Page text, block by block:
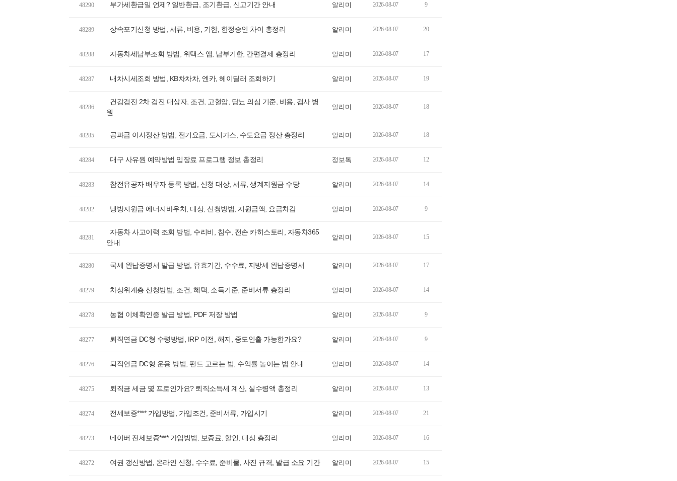
48290 부가세환급일 언제? 일반환급, 조기환급, 신고기간 안내 알리미 2026-08-07 9
48289 상속포기신청 방법, 서류, 비용, 기한, 한정승인 차이 총정리 알리미 2026-08-07 20
48288 자동차세납부조회 방법, 위택스 앱, 납부기한, 간편결제 총정리 알리미 2026-08-07 17
48287 내차시세조회 방법, KB차차차, 엔카, 헤이딜러 조회하기 알리미 2026-08-07 19
48286
건강검진 2차 검진 대상자, 조건, 고혈압, 당뇨 의심 기준, 비용, 검사 병
원
알리미 2026-08-07 18
48285 공과금 이사정산 방법, 전기요금, 도시가스, 수도요금 정산 총정리 알리미 2026-08-07 18
48284 대구 사유원 예약방법 입장료 프로그램 정보 총정리 정보톡 2026-08-07 12
48283 참전유공자 배우자 등록 방법, 신청 대상, 서류, 생계지원금 수당 알리미 2026-08-07 14
48282 냉방지원금 에너지바우처, 대상, 신청방법, 지원금액, 요금차감 알리미 2026-08-07 9
48281
자동차 사고이력 조회 방법, 수리비, 침수, 전손 카히스토리, 자동차365
안내
알리미 2026-08-07 15
48280 국세 완납증명서 발급 방법, 유효기간, 수수료, 지방세 완납증명서 알리미 2026-08-07 17
48279 차상위계층 신청방법, 조건, 혜택, 소득기준, 준비서류 총정리 알리미 2026-08-07 14
48278 농협 이체확인증 발급 방법, PDF 저장 방법 알리미 2026-08-07 9
48277 퇴직연금 DC형 수령방법, IRP 이전, 해지, 중도인출 가능한가요? 알리미 2026-08-07 9
48276 퇴직연금 DC형 운용 방법, 펀드 고르는 법, 수익률 높이는 법 안내 알리미 2026-08-07 14
48275 퇴직금 세금 몇 프로인가요? 퇴직소득세 계산, 실수령액 총정리 알리미 2026-08-07 13
48274 전세보증**** 가입방법, 가입조건, 준비서류, 가입시기 알리미 2026-08-07 21
48273 네이버 전세보증**** 가입방법, 보증료, 할인, 대상 총정리 알리미 2026-08-07 16
48272 여권 갱신방법, 온라인 신청, 수수료, 준비물, 사진 규격, 발급 소요 기간 알리미 2026-08-07 15